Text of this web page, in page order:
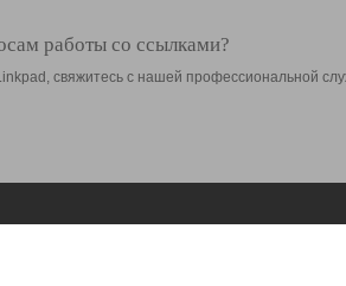
работы со ссылками?
свяжитесь с нашей профессиональной